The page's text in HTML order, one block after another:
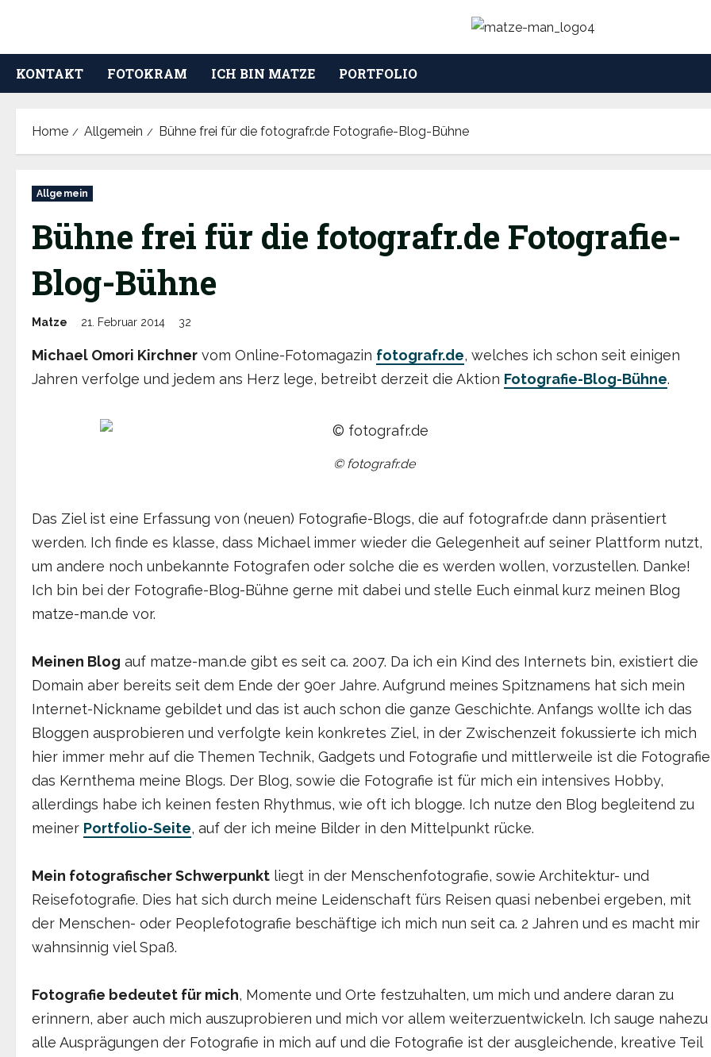
content
KONTAKT FOTOKRAM ICH BIN MATZE PORTFOLIO
Home Allgemein Bühne frei für die fotografr.de Fotografie-Blog-Bühne
Allgemein
Bühne frei für die fotografr.de Fotografie-
Blog-Bühne
Matze 21. Februar 2014 32
Michael Omori Kirchner vom Online-Fotomagazin fotografr.de, welches ich schon seit einigen
Jahren verfolge und jedem ans Herz lege, betreibt derzeit die Aktion Fotografie-Blog-Bühne.
© fotografr.de
Das Ziel ist eine Erfassung von (neuen) Fotografie-Blogs, die auf fotografr.de dann präsentiert
werden. Ich finde es klasse, dass Michael immer wieder die Gelegenheit auf seiner Plattform nutzt,
um andere noch unbekannte Fotografen oder solche die es werden wollen, vorzustellen. Danke!
Ich bin bei der Fotografie-Blog-Bühne gerne mit dabei und stelle Euch einmal kurz meinen Blog
matze-man.de vor.
Meinen Blog auf matze-man.de gibt es seit ca. 2007. Da ich ein Kind des Internets bin, existiert die
Domain aber bereits seit dem Ende der 90er Jahre. Aufgrund meines Spitznamens hat sich mein
Internet-Nickname gebildet und das ist auch schon die ganze Geschichte. Anfangs wollte ich das
Bloggen ausprobieren und verfolgte kein konkretes Ziel, in der Zwischenzeit fokussierte ich mich
hier immer mehr auf die Themen Technik, Gadgets und Fotografie und mittlerweile ist die Fotografie
das Kernthema meine Blogs. Der Blog, sowie die Fotografie ist für mich ein intensives Hobby,
allerdings habe ich keinen festen Rhythmus, wie oft ich blogge. Ich nutze den Blog begleitend zu
meiner Portfolio-Seite, auf der ich meine Bilder in den Mittelpunkt rücke.
Mein fotografischer Schwerpunkt liegt in der Menschenfotografie, sowie Architektur- und
Reisefotografie. Dies hat sich durch meine Leidenschaft fürs Reisen quasi nebenbei ergeben, mit
der Menschen- oder Peoplefotografie beschäftige ich mich nun seit ca. 2 Jahren und es macht mir
wahnsinnig viel Spaß.
Fotografie bedeutet für mich, Momente und Orte festzuhalten, um mich und andere daran zu
erinnern, aber auch mich auszuprobieren und mich vor allem weiterzuentwickeln. Ich sauge nahezu
alle Ausprägungen der Fotografie in mich auf und die Fotografie ist der ausgleichende, kreative Teil